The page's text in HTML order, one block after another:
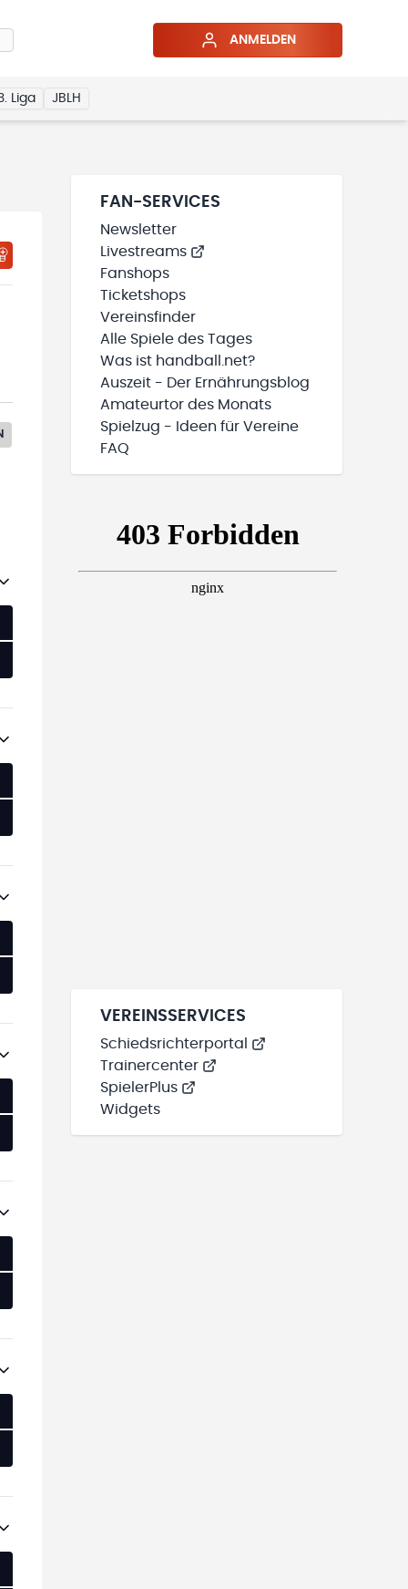
ANMELDEN
Liga JBLH
FAN-SERVICES
Newsletter
Livestreams
Fanshops
Ticketshops
Vereinsfinder
Alle Spiele des Tages
Was ist handball.net?
Auszeit - Der Ernährungsblog
Amateurtor des Monats
Spielzug - Ideen für Vereine
FAQ
VEREINSSERVICES
Schiedsrichterportal
Trainercenter
SpielerPlus
Widgets